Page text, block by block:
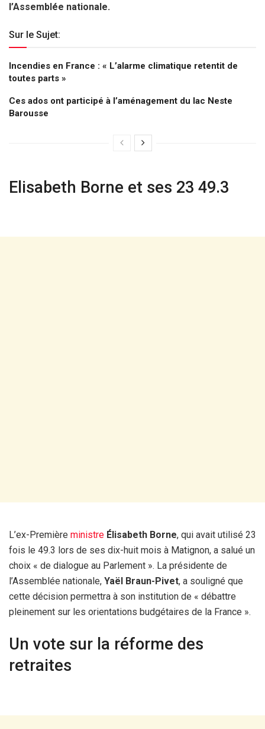
l’Assemblée nationale.
Sur le Sujet:
Incendies en France : « L’alarme climatique retentit de
toutes parts »
Ces ados ont participé à l’aménagement du lac Neste
Barousse
Elisabeth Borne et ses 23 49.3
L’ex-Première ministre Élisabeth Borne, qui avait utilisé 23
fois le 49.3 lors de ses dix-huit mois à Matignon, a salué un
choix « de dialogue au Parlement ». La présidente de
l’Assemblée nationale, Yaël Braun-Pivet, a souligné que
cette décision permettra à son institution de « débattre
pleinement sur les orientations budgétaires de la France ».
Un vote sur la réforme des
retraites